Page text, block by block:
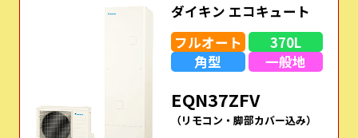
ダイキン エコキュート
フルオート
370L
角型
一般地
EQN37ZFV
（リモコン・脚部カバー込み）